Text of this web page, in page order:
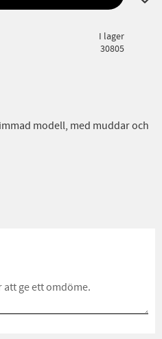
I lager
30805
modell, med muddar och